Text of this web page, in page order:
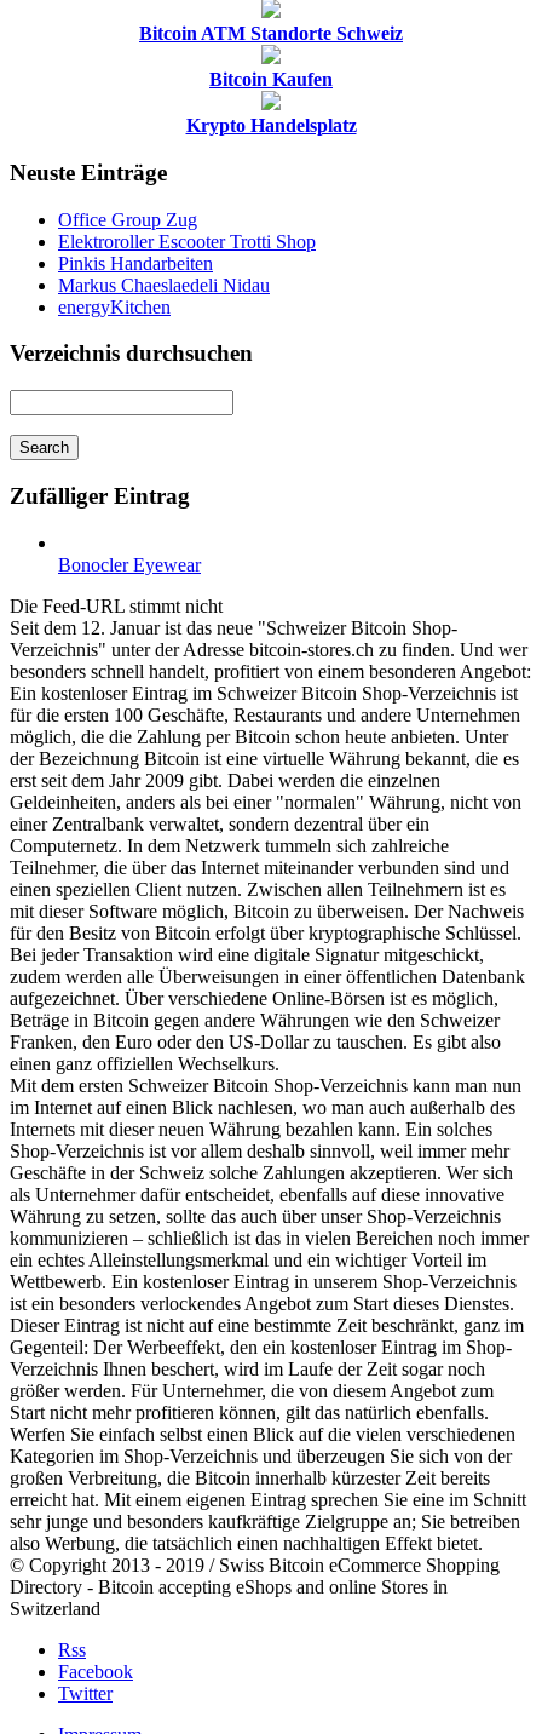
Bitcoin ATM Standorte Schweiz
Bitcoin Kaufen
Krypto Handelsplatz
Neuste Einträge
Office Group Zug
Elektroroller Escooter Trotti Shop
Pinkis Handarbeiten
Markus Chaeslaedeli Nidau
energyKitchen
Verzeichnis durchsuchen
Zufälliger Eintrag
Bonocler Eyewear
Die Feed-URL stimmt nicht
Seit dem 12. Januar ist das neue "Schweizer Bitcoin Shop-
Verzeichnis" unter der Adresse bitcoin-stores.ch zu finden. Und wer
besonders schnell handelt, profitiert von einem besonderen Angebot:
Ein kostenloser Eintrag im Schweizer Bitcoin Shop-Verzeichnis ist
für die ersten 100 Geschäfte, Restaurants und andere Unternehmen
möglich, die die Zahlung per Bitcoin schon heute anbieten. Unter
der Bezeichnung Bitcoin ist eine virtuelle Währung bekannt, die es
erst seit dem Jahr 2009 gibt. Dabei werden die einzelnen
Geldeinheiten, anders als bei einer "normalen" Währung, nicht von
einer Zentralbank verwaltet, sondern dezentral über ein
Computernetz. In dem Netzwerk tummeln sich zahlreiche
Teilnehmer, die über das Internet miteinander verbunden sind und
einen speziellen Client nutzen. Zwischen allen Teilnehmern ist es
mit dieser Software möglich, Bitcoin zu überweisen. Der Nachweis
für den Besitz von Bitcoin erfolgt über kryptographische Schlüssel.
Bei jeder Transaktion wird eine digitale Signatur mitgeschickt,
zudem werden alle Überweisungen in einer öffentlichen Datenbank
aufgezeichnet. Über verschiedene Online-Börsen ist es möglich,
Beträge in Bitcoin gegen andere Währungen wie den Schweizer
Franken, den Euro oder den US-Dollar zu tauschen. Es gibt also
einen ganz offiziellen Wechselkurs.
Mit dem ersten Schweizer Bitcoin Shop-Verzeichnis kann man nun
im Internet auf einen Blick nachlesen, wo man auch außerhalb des
Internets mit dieser neuen Währung bezahlen kann. Ein solches
Shop-Verzeichnis ist vor allem deshalb sinnvoll, weil immer mehr
Geschäfte in der Schweiz solche Zahlungen akzeptieren. Wer sich
als Unternehmer dafür entscheidet, ebenfalls auf diese innovative
Währung zu setzen, sollte das auch über unser Shop-Verzeichnis
kommunizieren – schließlich ist das in vielen Bereichen noch immer
ein echtes Alleinstellungsmerkmal und ein wichtiger Vorteil im
Wettbewerb. Ein kostenloser Eintrag in unserem Shop-Verzeichnis
ist ein besonders verlockendes Angebot zum Start dieses Dienstes.
Dieser Eintrag ist nicht auf eine bestimmte Zeit beschränkt, ganz im
Gegenteil: Der Werbeeffekt, den ein kostenloser Eintrag im Shop-
Verzeichnis Ihnen beschert, wird im Laufe der Zeit sogar noch
größer werden. Für Unternehmer, die von diesem Angebot zum
Start nicht mehr profitieren können, gilt das natürlich ebenfalls.
Werfen Sie einfach selbst einen Blick auf die vielen verschiedenen
Kategorien im Shop-Verzeichnis und überzeugen Sie sich von der
großen Verbreitung, die Bitcoin innerhalb kürzester Zeit bereits
erreicht hat. Mit einem eigenen Eintrag sprechen Sie eine im Schnitt
sehr junge und besonders kaufkräftige Zielgruppe an; Sie betreiben
also Werbung, die tatsächlich einen nachhaltigen Effekt bietet.
© Copyright 2013 - 2019 / Swiss Bitcoin eCommerce Shopping
Directory - Bitcoin accepting eShops and online Stores in
Switzerland
Rss
Facebook
Twitter